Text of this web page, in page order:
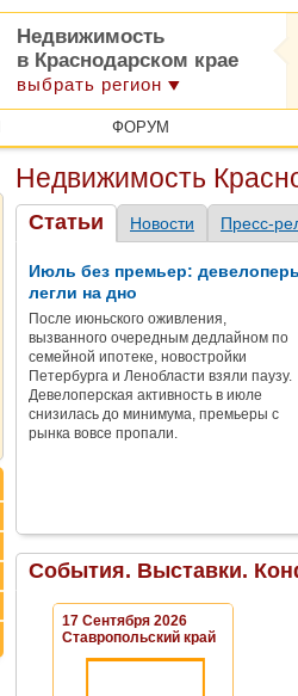
Недвижимость
в Краснодарском крае
выбрать регион
ФОРУМ
Недвижимость
Статьи Новости Пресс-
Июль без премьер:
легли на дно
После июньского оживления,
вызванного очередным дедлайном по
семейной ипотеке, новостройки
Петербурга и Ленобласти взяли паузу.
Девелоперская активность в июле
снизилась до минимума, премьеры с
рынка вовсе пропали.
События. Выставки.
17 Сентября 2026
Ставропольский край